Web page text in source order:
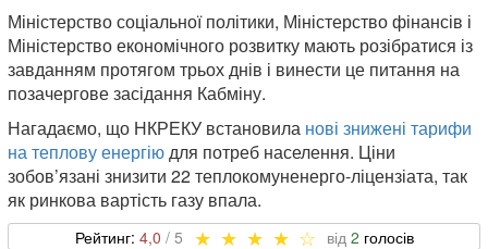
Міністерство соціальної політики, Міністерство фінансів і
Міністерство економічного розвитку мають розібратися із
завданням протягом трьох днів і винести це питання на
позачергове засідання Кабміну.
Нагадаємо, що НКРЕКУ встановила нові знижені тарифи
на теплову енергіюдля потреб населення. Ціни
зобов’язані знизити 22 теплокомуненерго-ліцензіата, так
як ринкова вартість газу впала.
4,0 2